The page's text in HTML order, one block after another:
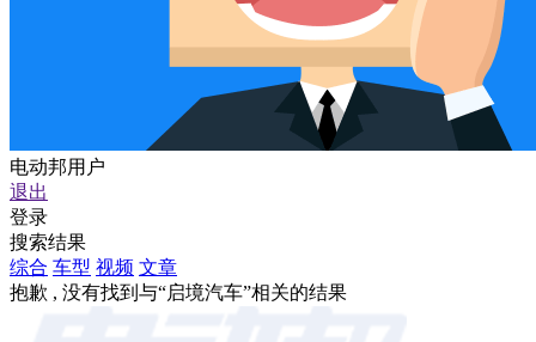
电动邦用户
退出
登录
搜索结果
综合 车型 视频 文章
抱歉 , 没有找到与“启境汽车”相关的结果